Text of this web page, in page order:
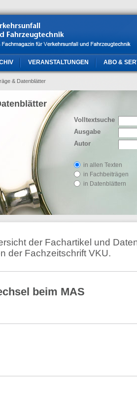
VERANSTALTUNGEN ABO &
& Datenblätter
Volltextsuche
Ausgabe
Autor
in allen Texten
in Fachbeiträgen
in Datenblättern
der Fachartikel und
der Fachzeitschrift VKU.
beim MAS